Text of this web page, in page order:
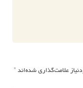
علامت‌گذاری شده‌اند*